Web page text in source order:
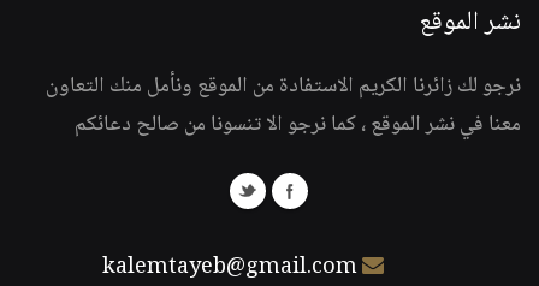
نشر الموقع
نرجو لك زائرنا الكريم الاستفادة من الموقع ونأمل منك التعاون
معنا في نشر الموقع ، كما نرجو الا تنسونا من صالح دعائكم
kalemtayeb@gmail.com